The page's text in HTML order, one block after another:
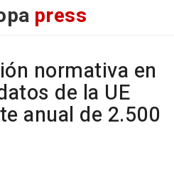
press
normativa en
de la UE
anual de 2.500